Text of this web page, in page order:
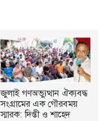
জুলাই গণঅভ্যুত্থান ঐক্যবদ্ধ
সংগ্রামের এক গৌরবময়
স্মারক: দিপ্তী ও শাহেদ